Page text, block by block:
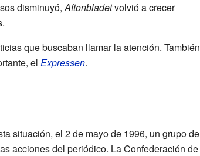
disminuyó,Aftonbladetvolvió a crecer
que buscaban llamar la atención. También
el Expressen.
situación, el 2 de mayo de 1996, un grupo de
acciones del periódico. La Confederación de